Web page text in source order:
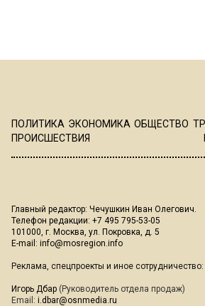
ПОЛИТИКА ЭКОНОМИКА ОБЩЕСТВО
ПРОИСШЕСТВИЯ
Главный редактор: Чечушкин Иван Олегович.
Телефон редакции: +7 495 795-53-05
101000, г. Москва, ул. Покровка, д. 5
E-mail: info@mosregion.info
Реклама, спецпроекты и иное сотрудничество:
Игорь Дбар (Руководитель отдела продаж)
Email: i.dbar@osnmedia.ru